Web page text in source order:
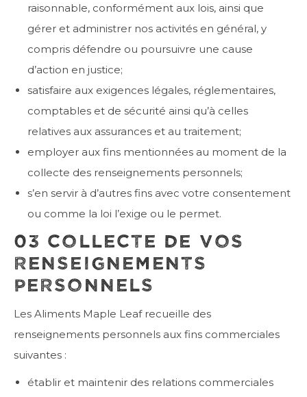
raisonnable, conformément aux lois, ainsi que
gérer et administrer nos activités en général, y
compris défendre ou poursuivre une cause
d’action en justice;
satisfaire aux exigences légales, réglementaires,
comptables et de sécurité ainsi qu’à celles
relatives aux assurances et au traitement;
employer aux fins mentionnées au moment de la
collecte des renseignements personnels;
s’en servir à d’autres fins avec votre consentement
ou comme la loi l’exige ou le permet.
03 COLLECTE DE VOS
RENSEIGNEMENTS
PERSONNELS
Les Aliments Maple Leaf recueille des
renseignements personnels aux fins commerciales
suivantes :
établir et maintenir des relations commerciales